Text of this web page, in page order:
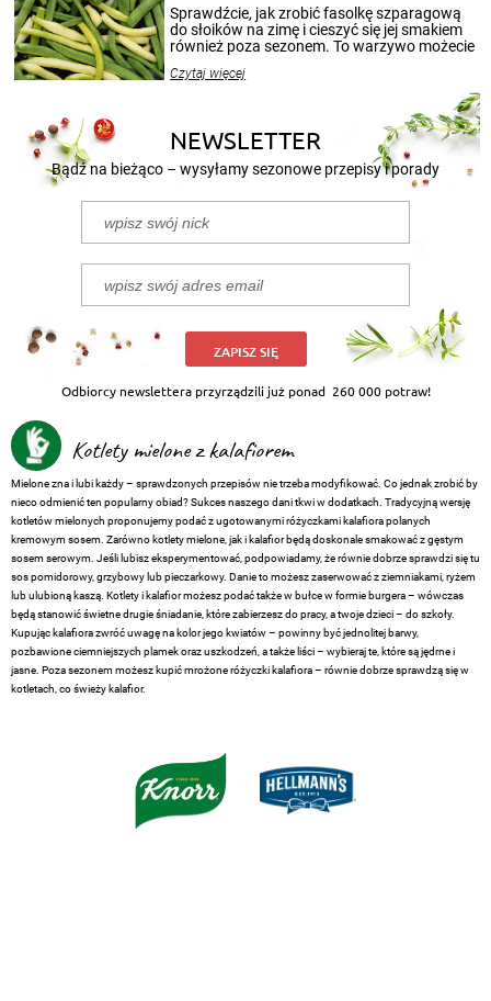
patenty, które pozwolą zachować świeżość
przetworów.
Sprawdźcie, jak zrobić fasolkę szparagową
do słoików na zimę i cieszyć się jej smakiem
również poza sezonem. To warzywo możecie
nasze propozycje!
Czytaj więcej
NEWSLETTER
Bądź na bieżąco – wysyłamy sezonowe przepisy i porady
ZAPISZ SIĘ
Odbiorcy newslettera przyrządzili już ponad 260 000 potraw!
Kotlety mielone z kalafiorem
Mielone zna i lubi każdy – sprawdzonych przepisów nie trzeba modyfikować. Co jednak zrobić by
nieco odmienić ten popularny obiad? Sukces naszego dani tkwi w dodatkach. Tradycyjną wersję
kotletów mielonych proponujemy podać z ugotowanymi różyczkami kalafiora polanych
kremowym sosem. Zarówno kotlety mielone, jak i kalafior będą doskonale smakować z gęstym
sosem serowym. Jeśli lubisz eksperymentować, podpowiadamy, że równie dobrze sprawdzi się tu
sos pomidorowy, grzybowy lub pieczarkowy. Danie to możesz zaserwować z ziemniakami, ryżem
lub ulubioną kaszą. Kotlety i kalafior możesz podać także w bułce w formie burgera – wówczas
będą stanowić świetne drugie śniadanie, które zabierzesz do pracy, a twoje dzieci – do szkoły.
Kupując kalafiora zwróć uwagę na kolor jego kwiatów – powinny być jednolitej barwy,
pozbawione ciemniejszych plamek oraz uszkodzeń, a także liści – wybieraj te, które są jędrne i
jasne. Poza sezonem możesz kupić mrożone różyczki kalafiora – równie dobrze sprawdzą się w
kotletach, co świeży kalafior.